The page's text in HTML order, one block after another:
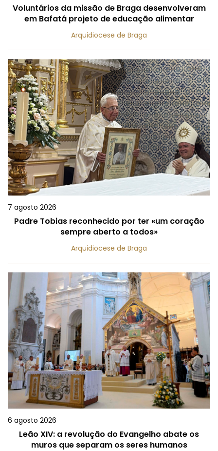
Voluntários da missão de Braga desenvolveram
em Bafatá projeto de educação alimentar
Arquidiocese de Braga
7 agosto 2026
Padre Tobias reconhecido por ter «um coração
sempre aberto a todos»
Arquidiocese de Braga
6 agosto 2026
Leão XIV: a revolução do Evangelho abate os
muros que separam os seres humanos